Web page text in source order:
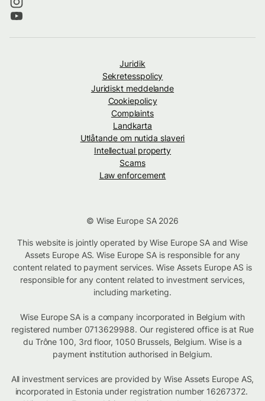
Juridik
Sekretesspolicy
Juridiskt meddelande
Cookiepolicy
Complaints
Landkarta
Utlåtande om nutida slaveri
Intellectual property
Scams
Law enforcement
© Wise Europe SA 2026
This website is jointly operated by Wise Europe SA and Wise
Assets Europe AS. Wise Europe SA is responsible for any
content related to payment services. Wise Assets Europe AS is
responsible for any content related to investment services,
including marketing.
Wise Europe SA is a company incorporated in Belgium with
registered number 0713629988. Our registered office is at Rue
du Trône 100, 3rd floor, 1050 Brussels, Belgium. Wise is a
payment institution authorised in Belgium.
All investment services are provided by Wise Assets Europe AS,
incorporated in Estonia under registration number 16267372.